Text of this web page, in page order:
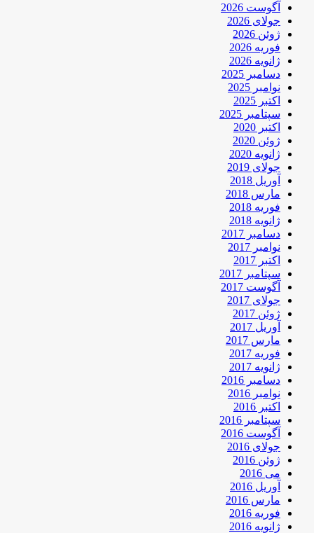
آگوست 2026
جولای 2026
ژوئن 2026
فوریه 2026
ژانویه 2026
دسامبر 2025
نوامبر 2025
اکتبر 2025
سپتامبر 2025
اکتبر 2020
ژوئن 2020
ژانویه 2020
جولای 2019
آوریل 2018
مارس 2018
فوریه 2018
ژانویه 2018
دسامبر 2017
نوامبر 2017
اکتبر 2017
سپتامبر 2017
آگوست 2017
جولای 2017
ژوئن 2017
آوریل 2017
مارس 2017
فوریه 2017
ژانویه 2017
دسامبر 2016
نوامبر 2016
اکتبر 2016
سپتامبر 2016
آگوست 2016
جولای 2016
ژوئن 2016
می 2016
آوریل 2016
مارس 2016
فوریه 2016
ژانویه 2016